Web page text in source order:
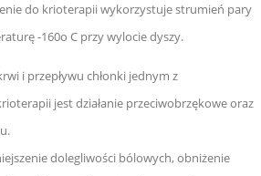
do krioterapii wykorzystuje strumień pary
-160o C przy wylocie dyszy.
i przepływu chłonki jednym z
jest działanie przeciwobrzękowe oraz
dolegliwości bólowych, obniżenie